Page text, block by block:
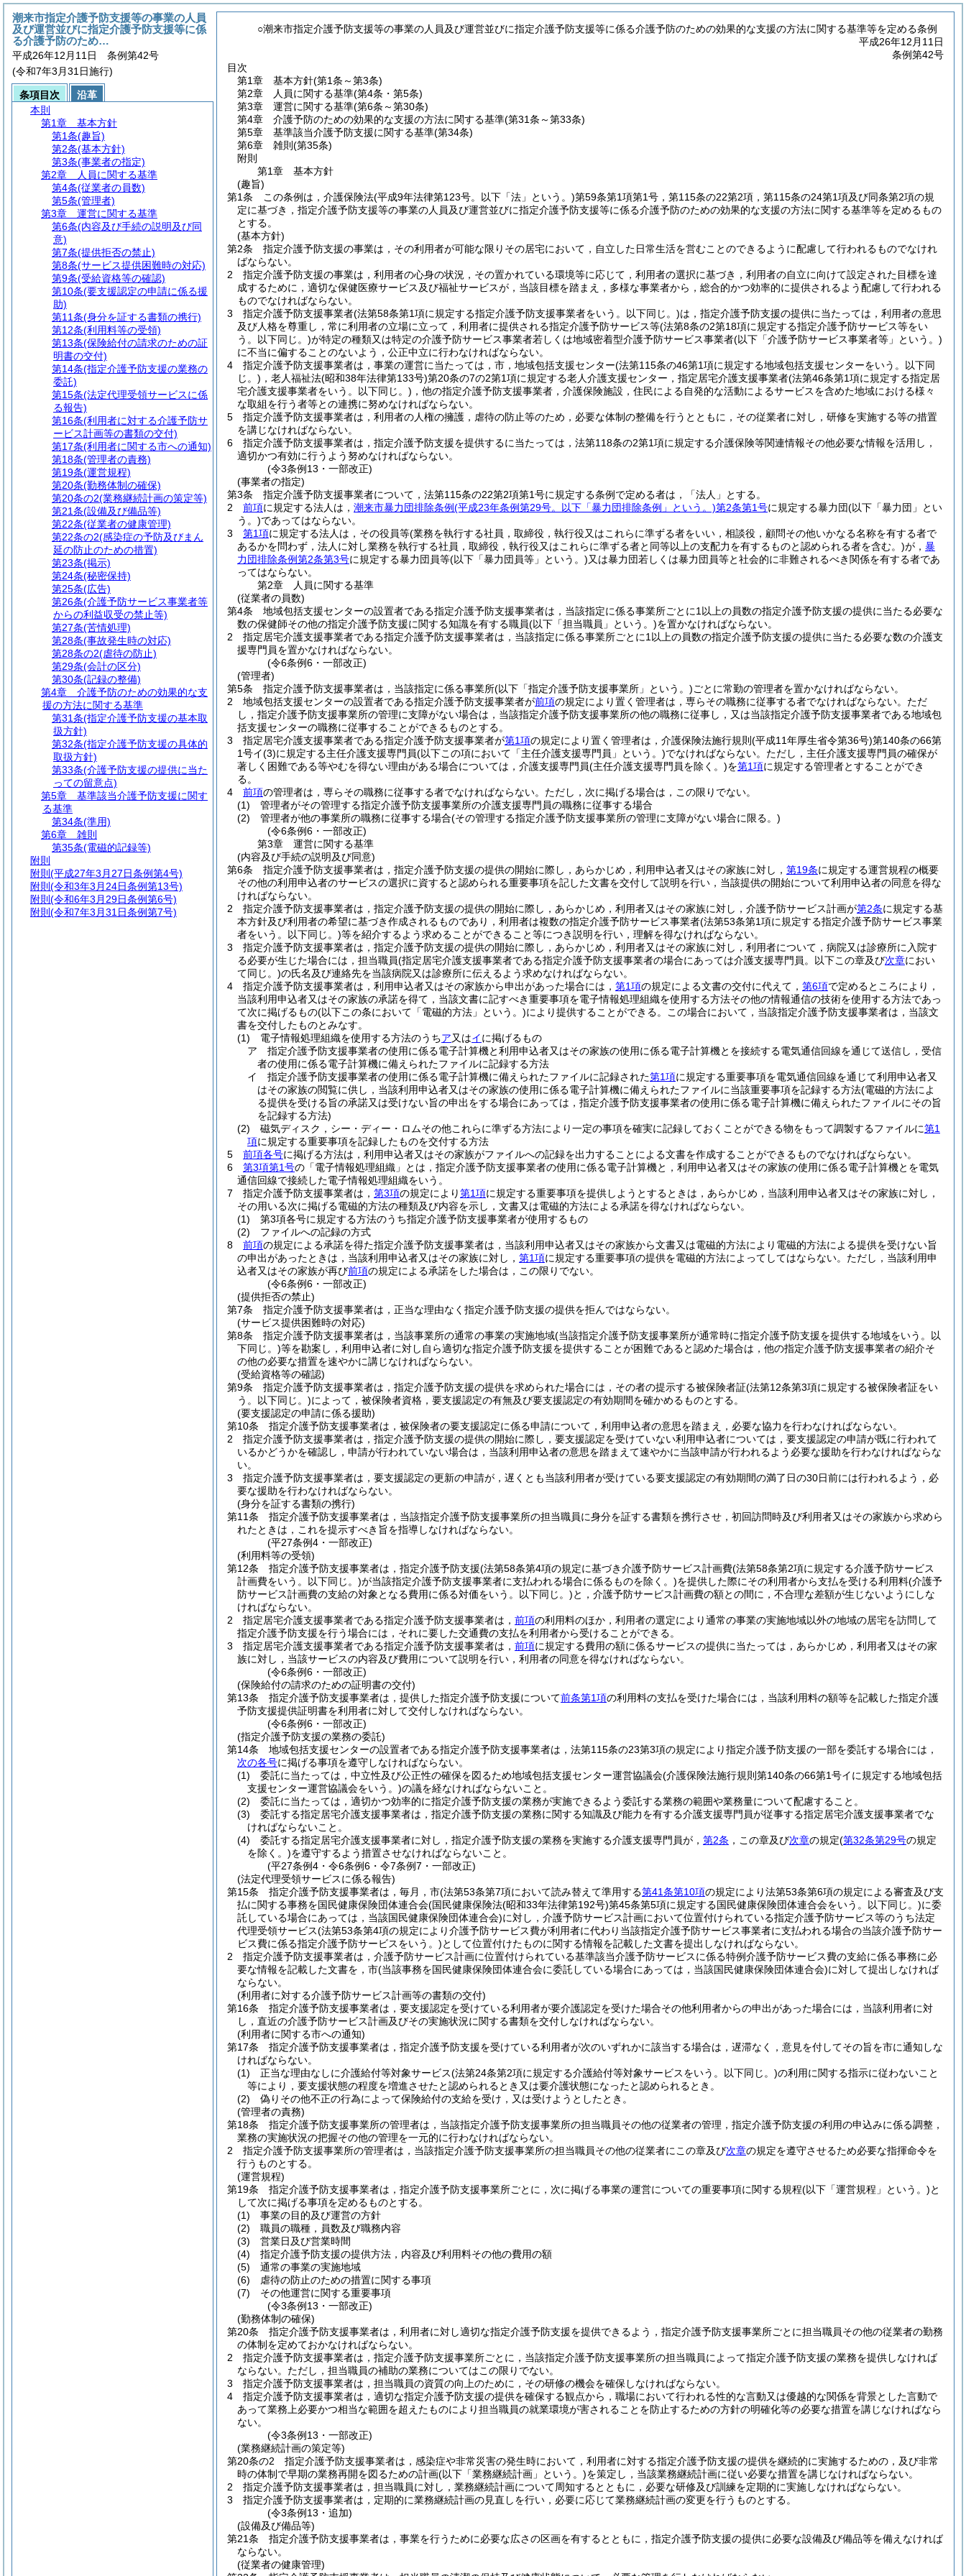
○潮来市指定介護予防支援等の事業の人員及び運営並びに指定介護予防支援等に係る介護予防のための効果的な支援の方法に関する基準等を定める条例
平成26年12月11日
条例第42号
目次
第1章
基本方針(第1条～第3条)
第2章
人員に関する基準(第4条・第5条)
第3章
運営に関する基準(第6条～第30条)
第4章
介護予防のための効果的な支援の方法に関する基準(第31条～第33条)
第5章
基準該当介護予防支援に関する基準(第34条)
第6章
雑則 (第35条)
附則
第1章
基本方針
(趣旨)
第1条
この条例は，介護保険法(平成9年法律第123号。以下「法」という。)第59条第1項第1号，第115条の22第2項，第115条の24第1項及び同条第2項の規
定に基づき，指定介護予防支援等の事業の人員及び運営並びに指定介護予防支援等に係る介護予防のための効果的な支援の方法に関する基準等を定めるもの
とする。
(基本方針)
第2条
指定介護予防支援の事業は，その利用者が可能な限りその居宅において，自立した日常生活を営むことのできるように配慮して行われるものでなけれ
ばならない。
2
指定介護予防支援の事業は，利用者の心身の状況，その置かれている環境等に応じて，利用者の選択に基づき，利用者の自立に向けて設定された目標を達
成するために，適切な保健医療サービス及び福祉サービスが，当該目標を踏まえ，多様な事業者から，総合的かつ効率的に提供されるよう配慮して行われる
ものでなければならない。
3
指定介護予防支援事業者(法第58条第1項に規定する指定介護予防支援事業者をいう。以下同じ。)は，指定介護予防支援の提供に当たっては，利用者の意思
及び人格を尊重し，常に利用者の立場に立って，利用者に提供される指定介護予防サービス等(法第8条の2第18項に規定する指定介護予防サービス等をい
う。以下同じ。)が特定の種類又は特定の介護予防サービス事業者若しくは地域密着型介護予防サービス事業者(以下「介護予防サービス事業者等」という。)
に不当に偏することのないよう，公正中立に行わなければならない。
4
指定介護予防支援事業者は，事業の運営に当たっては，市，地域包括支援センター(法第115条の46第1項に規定する地域包括支援センターをいう。以下同
じ。) ，老人福祉法(昭和38年法律第133号)第20条の7の2第1項に規定する老人介護支援センター，指定居宅介護支援事業者(法第46条第1項に規定する指定居
宅介護支援事業者をいう。以下同じ。) ，他の指定介護予防支援事業者，介護保険施設，住民による自発的な活動によるサービスを含めた地域における様々
な取組を行う者等との連携に努めなければならない。
5
指定介護予防支援事業者は，利用者の人権の擁護，虐待の防止等のため，必要な体制の整備を行うとともに，その従業者に対し，研修を実施する等の措置
を講じなければならない。
6
指定介護予防支援事業者は，指定介護予防支援を提供するに当たっては，法第118条の2第1項に規定する介護保険等関連情報その他必要な情報を活用し，
適切かつ有効に行うよう努めなければならない。
(令3条例13・一部改正)
(事業者の指定)
第3条
指定介護予防支援事業者について，法第115条の22第2項第1号に規定する条例で定める者は，「法人」とする。
2
前項に規定する法人は， 潮来市暴力団排除条例(平成23年条例第29号。以下「暴力団排除条例」という。)第2条第1号に規定する暴力団(以下「暴力団」とい
う。)であってはならない。
3
第1項に規定する法人は，その役員等(業務を執行する社員，取締役，執行役又はこれらに準ずる者をいい，相談役，顧問その他いかなる名称を有する者で
あるかを問わず，法人に対し業務を執行する社員，取締役，執行役又はこれらに準ずる者と同等以上の支配力を有するものと認められる者を含む。)が， 暴
力団排除条例第2条第3号に規定する暴力団員等(以下「暴力団員等」という。)又は暴力団若しくは暴力団員等と社会的に非難されるべき関係を有する者であ
ってはならない。
第2章
人員に関する基準
(従業者の員数)
第4条
地域包括支援センターの設置者である指定介護予防支援事業者は，当該指定に係る事業所ごとに1以上の員数の指定介護予防支援の提供に当たる必要な
数の保健師その他の指定介護予防支援に関する知識を有する職員(以下「担当職員」という。)を置かなければならない。
2
指定居宅介護支援事業者である指定介護予防支援事業者は，当該指定に係る事業所ごとに1以上の員数の指定介護予防支援の提供に当たる必要な数の介護支
援専門員を置かなければならない。
(令6条例6・一部改正)
(管理者)
第5条
指定介護予防支援事業者は，当該指定に係る事業所(以下「指定介護予防支援事業所」という。)ごとに常勤の管理者を置かなければならない。
2
地域包括支援センターの設置者である指定介護予防支援事業者が前項の規定により置く管理者は，専らその職務に従事する者でなければならない。 ただ
し，指定介護予防支援事業所の管理に支障がない場合は，当該指定介護予防支援事業所の他の職務に従事し，又は当該指定介護予防支援事業者である地域包
括支援センターの職務に従事することができるものとする。
3
指定居宅介護支援事業者である指定介護予防支援事業者が第1項の規定により置く管理者は，介護保険法施行規則 (平成11年厚生省令第36号)第140条の66第
1号イ(3)に規定する主任介護支援専門員(以下この項において「主任介護支援専門員」という。)でなければならない。 ただし，主任介護支援専門員の確保が
著しく困難である等やむを得ない理由がある場合については，介護支援専門員(主任介護支援専門員を除く。)を第1項に規定する管理者とすることができ
る。
4
前項の管理者は，専らその職務に従事する者でなければならない。 ただし，次に掲げる場合は，この限りでない。
(1)
管理者がその管理する指定介護予防支援事業所の介護支援専門員の職務に従事する場合
(2)
管理者が他の事業所の職務に従事する場合(その管理する指定介護予防支援事業所の管理に支障がない場合に限る。)
(令6条例6・一部改正)
第3章
運営に関する基準
(内容及び手続の説明及び同意)
第6条
指定介護予防支援事業者は，指定介護予防支援の提供の開始に際し，あらかじめ，利用申込者又はその家族に対し， 第19条に規定する運営規程の概要
その他の利用申込者のサービスの選択に資すると認められる重要事項を記した文書を交付して説明を行い，当該提供の開始について利用申込者の同意を得な
ければならない。
2
指定介護予防支援事業者は，指定介護予防支援の提供の開始に際し，あらかじめ，利用者又はその家族に対し，介護予防サービス計画が第2条に規定する基
本方針及び利用者の希望に基づき作成されるものであり，利用者は複数の指定介護予防サービス事業者(法第53条第1項に規定する指定介護予防サービス事業
者をいう。以下同じ。)等を紹介するよう求めることができること等につき説明を行い，理解を得なければならない。
3
指定介護予防支援事業者は，指定介護予防支援の提供の開始に際し，あらかじめ，利用者又はその家族に対し，利用者について，病院又は診療所に入院す
る必要が生じた場合には，担当職員(指定居宅介護支援事業者である指定介護予防支援事業者の場合にあっては介護支援専門員。以下この章及び次章におい
て同じ。)の氏名及び連絡先を当該病院又は診療所に伝えるよう求めなければならない。
4
指定介護予防支援事業者は，利用申込者又はその家族から申出があった場合には， 第1項の規定による文書の交付に代えて， 第6項で定めるところにより，
当該利用申込者又はその家族の承諾を得て，当該文書に記すべき重要事項を電子情報処理組織を使用する方法その他の情報通信の技術を使用する方法であっ
て次に掲げるもの(以下この条において「電磁的方法」という。)により提供することができる。
この場合において，当該指定介護予防支援事業者は，当該文
書を交付したものとみなす。
(1)
電子情報処理組織を使用する方法のうちア又はイに掲げるもの
ア
指定介護予防支援事業者の使用に係る電子計算機と利用申込者又はその家族の使用に係る電子計算機とを接続する電気通信回線を通じて送信し，受信
者の使用に係る電子計算機に備えられたファイルに記録する方法
イ
指定介護予防支援事業者の使用に係る電子計算機に備えられたファイルに記録された第1項に規定する重要事項を電気通信回線を通じて利用申込者又
はその家族の閲覧に供し，当該利用申込者又はその家族の使用に係る電子計算機に備えられたファイルに当該重要事項を記録する方法(電磁的方法によ
る提供を受ける旨の承諾又は受けない旨の申出をする場合にあっては，指定介護予防支援事業者の使用に係る電子計算機に備えられたファイルにその旨
を記録する方法)
(2)
磁気ディスク，シー・ディー・ロムその他これらに準ずる方法により一定の事項を確実に記録しておくことができる物をもって調製するファイルに第1
項に規定する重要事項を記録したものを交付する方法
5
前項各号に掲げる方法は，利用申込者又はその家族がファイルへの記録を出力することによる文書を作成することができるものでなければならない。
6
第3項第1号の「電子情報処理組織」とは，指定介護予防支援事業者の使用に係る電子計算機と，利用申込者又はその家族の使用に係る電子計算機とを電気
通信回線で接続した電子情報処理組織をいう。
7
指定介護予防支援事業者は， 第3項の規定により第1項に規定する重要事項を提供しようとするときは，あらかじめ，当該利用申込者又はその家族に対し，
その用いる次に掲げる電磁的方法の種類及び内容を示し，文書又は電磁的方法による承諾を得なければならない。
(1)
第3項各号に規定する方法のうち指定介護予防支援事業者が使用するもの
(2)
ファイルへの記録の方式
8
前項の規定による承諾を得た指定介護予防支援事業者は，当該利用申込者又はその家族から文書又は電磁的方法により電磁的方法による提供を受けない旨
の申出があったときは，当該利用申込者又はその家族に対し， 第1項に規定する重要事項の提供を電磁的方法によってしてはならない。 ただし，当該利用申
込者又はその家族が再び前項の規定による承諾をした場合は，この限りでない。
(令6条例6・一部改正)
(提供拒否の禁止)
第7条
指定介護予防支援事業者は，正当な理由なく指定介護予防支援の提供を拒んではならない。
(サービス提供困難時の対応)
第8条
指定介護予防支援事業者は，当該事業所の通常の事業の実施地域(当該指定介護予防支援事業所が通常時に指定介護予防支援を提供する地域をいう。以
下同じ。)等を勘案し，利用申込者に対し自ら適切な指定介護予防支援を提供することが困難であると認めた場合は，他の指定介護予防支援事業者の紹介そ
の他の必要な措置を速やかに講じなければならない。
(受給資格等の確認)
第9条
指定介護予防支援事業者は，指定介護予防支援の提供を求められた場合には，その者の提示する被保険者証(法第12条第3項に規定する被保険者証をい
う。以下同じ。)によって，被保険者資格，要支援認定の有無及び要支援認定の有効期間を確かめるものとする。
(要支援認定の申請に係る援助)
第10条
指定介護予防支援事業者は，被保険者の要支援認定に係る申請について，利用申込者の意思を踏まえ，必要な協力を行わなければならない。
2
指定介護予防支援事業者は，指定介護予防支援の提供の開始に際し，要支援認定を受けていない利用申込者については，要支援認定の申請が既に行われて
いるかどうかを確認し，申請が行われていない場合は，当該利用申込者の意思を踏まえて速やかに当該申請が行われるよう必要な援助を行わなければならな
い。
3
指定介護予防支援事業者は，要支援認定の更新の申請が，遅くとも当該利用者が受けている要支援認定の有効期間の満了日の30日前には行われるよう，必
要な援助を行わなければならない。
(身分を証する書類の携行)
第11条
指定介護予防支援事業者は，当該指定介護予防支援事業所の担当職員に身分を証する書類を携行させ，初回訪問時及び利用者又はその家族から求めら
れたときは，これを提示すべき旨を指導しなければならない。
(平27条例4・一部改正)
(利用料等の受領)
第12条
指定介護予防支援事業者は，指定介護予防支援(法第58条第4項の規定に基づき介護予防サービス計画費(法第58条第2項に規定する介護予防サービス
計画費をいう。以下同じ。)が当該指定介護予防支援事業者に支払われる場合に係るものを除く。)を提供した際にその利用者から支払を受ける利用料(介護予
防サービス計画費の支給の対象となる費用に係る対価をいう。以下同じ。)と，介護予防サービス計画費の額との間に，不合理な差額が生じないようにしな
ければならない。
2
指定居宅介護支援事業者である指定介護予防支援事業者は， 前項の利用料のほか，利用者の選定により通常の事業の実施地域以外の地域の居宅を訪問して
指定介護予防支援を行う場合には，それに要した交通費の支払を利用者から受けることができる。
3
指定居宅介護支援事業者である指定介護予防支援事業者は， 前項に規定する費用の額に係るサービスの提供に当たっては，あらかじめ，利用者又はその家
族に対し，当該サービスの内容及び費用について説明を行い，利用者の同意を得なければならない。
(令6条例6・一部改正)
(保険給付の請求のための証明書の交付)
第13条
指定介護予防支援事業者は，提供した指定介護予防支援について前条第1項の利用料の支払を受けた場合には，当該利用料の額等を記載した指定介護
予防支援提供証明書を利用者に対して交付しなければならない。
(令6条例6・一部改正)
(指定介護予防支援の業務の委託)
第14条
地域包括支援センターの設置者である指定介護予防支援事業者は，法第115条の23第3項の規定により指定介護予防支援の一部を委託する場合には，
次の各号に掲げる事項を遵守しなければならない。
(1)
委託に当たっては，中立性及び公正性の確保を図るため地域包括支援センター運営協議会(介護保険法施行規則第140条の66第1号イに規定する地域包括
支援センター運営協議会をいう。)の議を経なければならないこと。
(2)
委託に当たっては，適切かつ効率的に指定介護予防支援の業務が実施できるよう委託する業務の範囲や業務量について配慮すること。
(3)
委託する指定居宅介護支援事業者は，指定介護予防支援の業務に関する知識及び能力を有する介護支援専門員が従事する指定居宅介護支援事業者でな
ければならないこと。
(4)
委託する指定居宅介護支援事業者に対し，指定介護予防支援の業務を実施する介護支援専門員が， 第2条 ，この章及び次章の規定(第32条第29号の規定
を除く。)を遵守するよう措置させなければならないこと。
(平27条例4・令6条例6・令7条例7・一部改正)
(法定代理受領サービスに係る報告)
第15条
指定介護予防支援事業者は，毎月，市(法第53条第7項において読み替えて準用する第41条第10項の規定により法第53条第6項の規定による審査及び支
払に関する事務を国民健康保険団体連合会(国民健康保険法(昭和33年法律第192号)第45条第5項に規定する国民健康保険団体連合会をいう。以下同じ。)に委
託している場合にあっては，当該国民健康保険団体連合会)に対し，介護予防サービス計画において位置付けられている指定介護予防サービス等のうち法定
代理受領サービス(法第53条第4項の規定により介護予防サービス費が利用者に代わり当該指定介護予防サービス事業者に支払われる場合の当該介護予防サー
ビス費に係る指定介護予防サービスをいう。)として位置付けたものに関する情報を記載した文書を提出しなければならない。
2
指定介護予防支援事業者は，介護予防サービス計画に位置付けられている基準該当介護予防サービスに係る特例介護予防サービス費の支給に係る事務に必
要な情報を記載した文書を，市(当該事務を国民健康保険団体連合会に委託している場合にあっては，当該国民健康保険団体連合会)に対して提出しなければ
ならない。
(利用者に対する介護予防サービス計画等の書類の交付)
第16条
指定介護予防支援事業者は，要支援認定を受けている利用者が要介護認定を受けた場合その他利用者からの申出があった場合には，当該利用者に対
し，直近の介護予防サービス計画及びその実施状況に関する書類を交付しなければならない。
(利用者に関する市への通知)
第17条
指定介護予防支援事業者は，指定介護予防支援を受けている利用者が次のいずれかに該当する場合は，遅滞なく，意見を付してその旨を市に通知しな
ければならない。
(1)
正当な理由なしに介護給付等対象サービス(法第24条第2項に規定する介護給付等対象サービスをいう。以下同じ。)の利用に関する指示に従わないこと
等により，要支援状態の程度を増進させたと認められるとき又は要介護状態になったと認められるとき。
(2)
偽りその他不正の行為によって保険給付の支給を受け，又は受けようとしたとき。
(管理者の責務)
第18条
指定介護予防支援事業所の管理者は，当該指定介護予防支援事業所の担当職員その他の従業者の管理，指定介護予防支援の利用の申込みに係る調整，
業務の実施状況の把握その他の管理を一元的に行わなければならない。
2
指定介護予防支援事業所の管理者は，当該指定介護予防支援事業所の担当職員その他の従業者にこの章及び次章の規定を遵守させるため必要な指揮命令を
行うものとする。
(運営規程)
第19条
指定介護予防支援事業者は，指定介護予防支援事業所ごとに，次に掲げる事業の運営についての重要事項に関する規程(以下「運営規程」という。)と
して次に掲げる事項を定めるものとする。
(1)
事業の目的及び運営の方針
(2)
職員の職種，員数及び職務内容
(3)
営業日及び営業時間
(4)
指定介護予防支援の提供方法，内容及び利用料その他の費用の額
(5)
通常の事業の実施地域
(6)
虐待の防止のための措置に関する事項
(7)
その他運営に関する重要事項
(令3条例13・一部改正)
(勤務体制の確保)
第20条
指定介護予防支援事業者は，利用者に対し適切な指定介護予防支援を提供できるよう，指定介護予防支援事業所ごとに担当職員その他の従業者の勤務
の体制を定めておかなければならない。
2
指定介護予防支援事業者は，指定介護予防支援事業所ごとに，当該指定介護予防支援事業所の担当職員によって指定介護予防支援の業務を提供しなければ
ならない。 ただし，担当職員の補助の業務についてはこの限りでない。
3
指定介護予防支援事業者は，担当職員の資質の向上のために，その研修の機会を確保しなければならない。
4
指定介護予防支援事業者は，適切な指定介護予防支援の提供を確保する観点から，職場において行われる性的な言動又は優越的な関係を背景とした言動で
あって業務上必要かつ相当な範囲を超えたものにより担当職員の就業環境が害されることを防止するための方針の明確化等の必要な措置を講じなければなら
ない。
(令3条例13・一部改正)
(業務継続計画の策定等)
第20条の2
指定介護予防支援事業者は，感染症や非常災害の発生時において，利用者に対する指定介護予防支援の提供を継続的に実施するための，及び非常
時の体制で早期の業務再開を図るための計画(以下「業務継続計画」という。)を策定し，当該業務継続計画に従い必要な措置を講じなければならない。
2
指定介護予防支援事業者は，担当職員に対し，業務継続計画について周知するとともに，必要な研修及び訓練を定期的に実施しなければならない。
3
指定介護予防支援事業者は，定期的に業務継続計画の見直しを行い，必要に応じて業務継続計画の変更を行うものとする。
(令3条例13・追加)
(設備及び備品等)
第21条
指定介護予防支援事業者は，事業を行うために必要な広さの区画を有するとともに，指定介護予防支援の提供に必要な設備及び備品等を備えなければ
ならない。
(従業者の健康管理)
潮来市指定介護予防支援等の事業の人員
及び運営並びに指定介護予防支援等に係
る介護予防のため…
平成26年12月11日 条例第42号
(令和7年3月31日施行)
条項目次
沿革
本則
第1章
基本方針
第1条(趣旨)
第2条(基本方針)
第3条(事業者の指定)
第2章
人員に関する基準
第4条(従業者の員数)
第5条(管理者)
第3章
運営に関する基準
第6条(内容及び手続の説明及び同
意)
第7条(提供拒否の禁止)
第8条(サービス提供困難時の対応)
第9条(受給資格等の確認)
第10条(要支援認定の申請に係る援
助)
第11条(身分を証する書類の携行)
第12条(利用料等の受領)
第13条(保険給付の請求のための証
明書の交付)
第14条(指定介護予防支援の業務の
委託)
第15条(法定代理受領サービスに係
る報告)
第16条(利用者に対する介護予防サ
ービス計画等の書類の交付)
第17条(利用者に関する市への通知)
第18条(管理者の責務)
第19条(運営規程)
第20条(勤務体制の確保)
第20条の2(業務継続計画の策定等)
第21条(設備及び備品等)
第22条(従業者の健康管理)
第22条の2(感染症の予防及びまん
延の防止のための措置)
第23条(掲示)
第24条(秘密保持)
第25条(広告)
第26条(介護予防サービス事業者等
からの利益収受の禁止等)
第27条(苦情処理)
第28条(事故発生時の対応)
第28条の2(虐待の防止)
第29条(会計の区分)
第30条(記録の整備)
第4章
介護予防のための効果的な支
援の方法に関する基準
第31条(指定介護予防支援の基本取
扱方針)
第32条(指定介護予防支援の具体的
取扱方針)
第33条(介護予防支援の提供に当た
っての留意点)
第5章
基準該当介護予防支援に関す
る基準
第34条(準用)
第6章
雑則
第35条(電磁的記録等)
附則
附則 (平成27年3月27日条例第4号)
附則 (令和3年3月24日条例第13号)
附則 (令和6年3月29日条例第6号)
附則 (令和7年3月31日条例第7号)